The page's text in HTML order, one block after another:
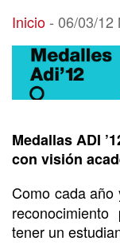
06/03/12
Inicio- 06/03/12
Medallas ADI
con visión
Como cada
tener un